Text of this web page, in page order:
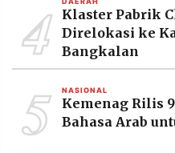
4
Klaster Pabrik
Direlokasi ke
Bangkalan
5 NASIONAL
Kemenag Rilis
Bahasa Arab